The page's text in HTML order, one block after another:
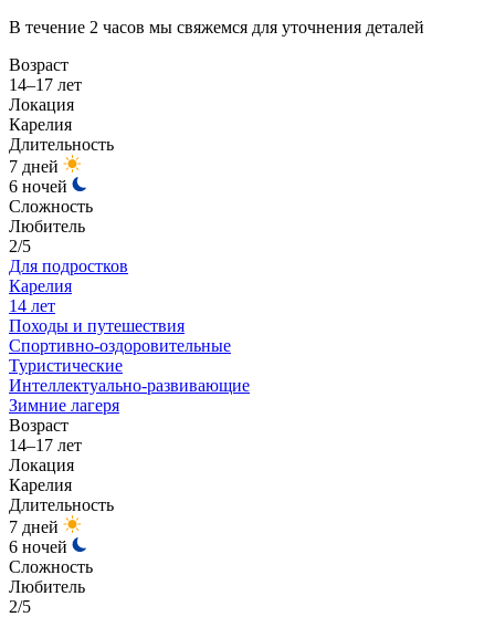
В течение 2 часов мы свяжемся для уточнения деталей
Возраст
14–17 лет
Локация
Карелия
Длительность
7 дней
6 ночей
Сложность
Любитель
2/5
Для подростков
Карелия
14 лет
Походы и путешествия
Спортивно-оздоровительные
Туристические
Интеллектуально-развивающие
Зимние лагеря
Возраст
14–17 лет
Локация
Карелия
Длительность
7 дней
6 ночей
Сложность
Любитель
2/5